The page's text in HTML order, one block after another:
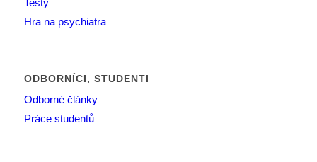
Testy
Hra na psychiatra
ODBORNÍCI, STUDENTI
Odborné články
Práce studentů